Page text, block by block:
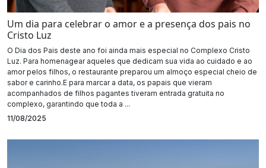
Um dia para celebrar o amor e a presença dos pais no
Cristo Luz
O Dia dos Pais deste ano foi ainda mais especial no Complexo Cristo
Luz. Para homenagear aqueles que dedicam sua vida ao cuidado e ao
amor pelos filhos, o restaurante preparou um almoço especial cheio de
sabor e carinho.E para marcar a data, os papais que vieram
acompanhados de filhos pagantes tiveram entrada gratuita no
complexo, garantindo que toda a ...
11/08/2025